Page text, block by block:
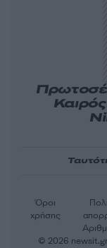
Καιρός
Όροι
χρήσης
© 2026